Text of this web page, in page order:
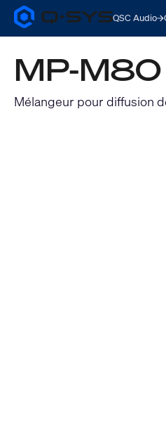
Q-
SYS
Products
Homepage
QSC Audio
MP-M80
Mélangeur pour diffusion